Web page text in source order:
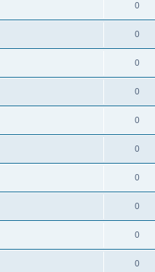
0
0
0
0
0
0
0
0
0
0